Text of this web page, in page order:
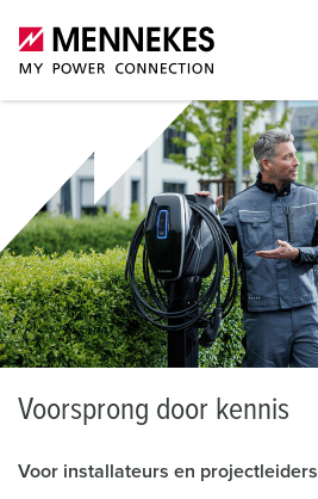
Voorsprong door kennis
Voor installateurs en projectleiders